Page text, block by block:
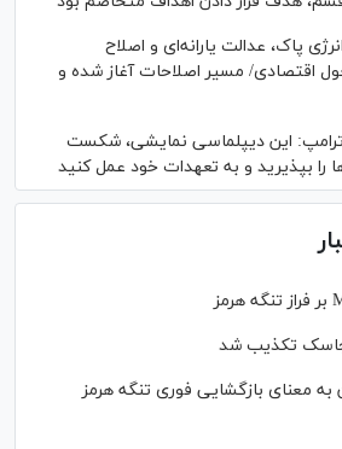
پاک، عدالت یارانه‌ای و اصلاح
اقتصادی/ مسیر اصلاحات آغاز شده و
این دیپلماسی نمایشی، شکست
را بپذیرید و به تعهدات خود عمل کنید
تکذیب شد
به معنای بازگشایی فوری تنگه هرمز